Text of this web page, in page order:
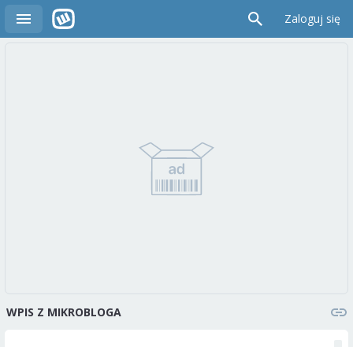
Zaloguj się
WPIS Z MIKROBLOGA